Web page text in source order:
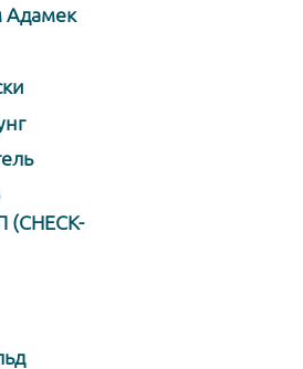
Адамек